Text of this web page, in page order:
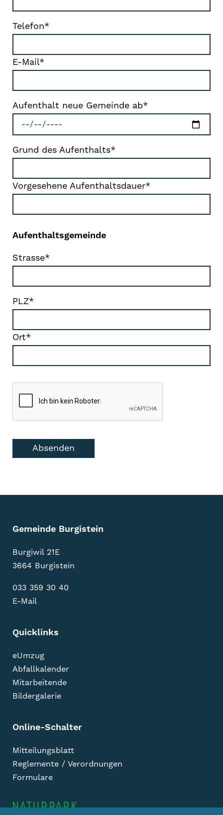
Telefon*
E-Mail*
Aufenthalt neue Gemeinde ab*
Grund des Aufenthalts*
Vorgesehene Aufenthaltsdauer*
Aufenthaltsgemeinde
Strasse*
PLZ*
Ort*
Absenden
Gemeinde Burgistein
Burgiwil 21E
3664 Burgistein
033 359 30 40
E-Mail
Quicklinks
eUmzug
Abfallkalender
Mitarbeitende
Bildergalerie
Online-Schalter
Mitteilungsblatt
Reglemente / Verordnungen
Formulare